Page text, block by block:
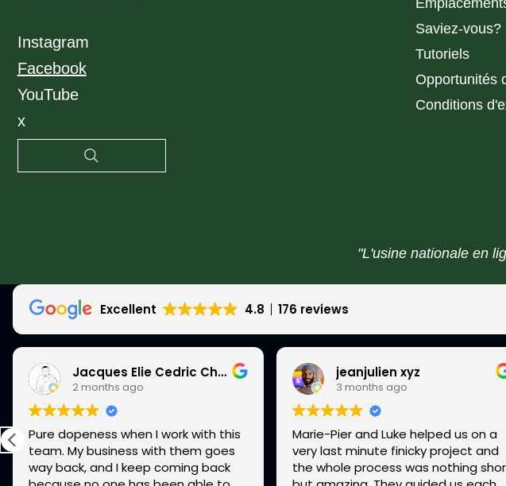
Instagram
Facebook
YouTube
x
Saviez-vous?
Tutoriels
Opportunités
Conditions
"L'usine nationale en
Excellent 4.8 176 reviews
Jacques Elie Cedric Charles Ismorin
2 months ago
Pure dopeness when I work with this
team. My business with them goes
way back, and I keep coming back
jeanjulien xyz
3 months ago
Marie-Pier and Luke helped us on a
very last minute finicky project and
the whole process was nothing